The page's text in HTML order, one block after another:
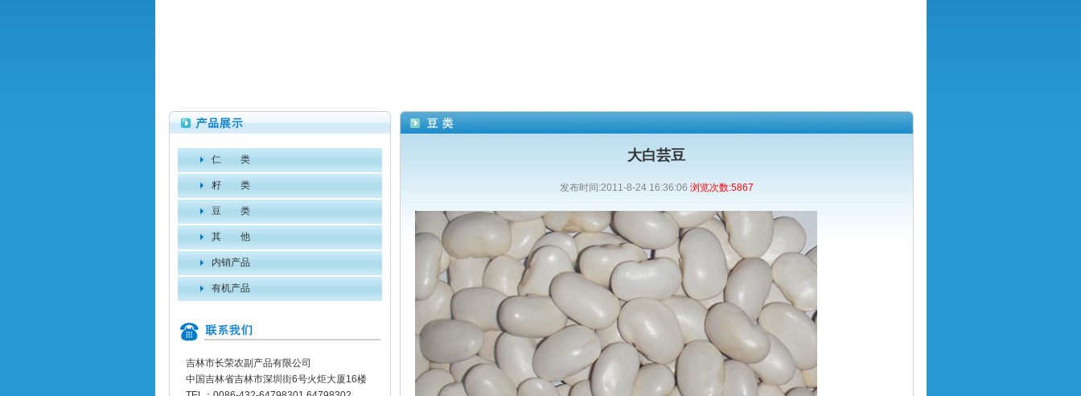
仁 类
籽 类
豆 类
其 他
内销产品
有机产品
吉林市长荣农副产品有限公司
中国吉林省吉林市深圳街6号火炬大厦16楼
大白芸豆
发布时间:2011-8-24 16:36:06 浏览次数:5867